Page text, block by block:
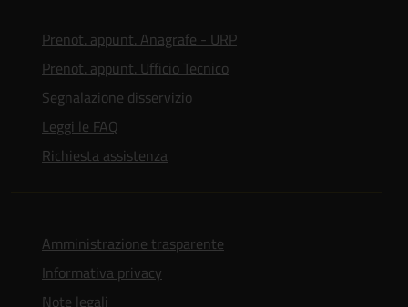
Prenot. appunt. Anagrafe - URP
Prenot. appunt. Ufficio Tecnico
Segnalazione disservizio
Leggi le FAQ
Richiesta assistenza
Amministrazione trasparente
Informativa privacy
Note legali